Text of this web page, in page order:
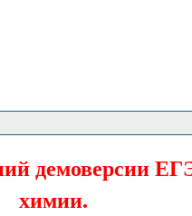
демоверсии
химии.